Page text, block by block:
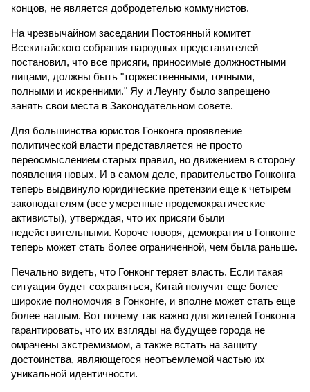
концов, не является добродетелью коммунистов.
На чрезвычайном заседании Постоянный комитет
Всекитайского собрания народных представителей
постановил, что все присяги, приносимые должностными
лицами, должны быть "торжественными, точными,
полными и искренними." Яу и Леунгу было запрещено
занять свои места в Законодательном совете.
Для большинства юристов Гонконга проявление
политической власти представляется не просто
переосмыслением старых правил, но движением в сторону
появления новых. И в самом деле, правительство Гонконга
теперь выдвинуло юридические претензии еще к четырем
законодателям (все умеренные продемократические
активисты), утверждая, что их присяги были
недействительными. Короче говоря, демократия в Гонконге
теперь может стать более ограниченной, чем была раньше.
Печально видеть, что Гонконг теряет власть. Если такая
ситуация будет сохраняться, Китай получит еще более
широкие полномочия в Гонконге, и вполне может стать еще
более наглым. Вот почему так важно для жителей Гонконга
гарантировать, что их взгляды на будущее города не
омрачены экстремизмом, а также встать на защиту
достоинства, являющегося неотъемлемой частью их
уникальной идентичности.